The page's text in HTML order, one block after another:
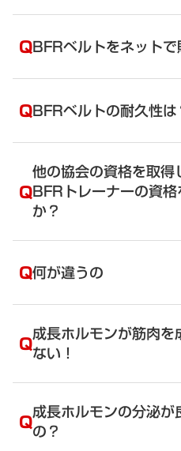
Aポンプの耐久年数は、使
大きく異なります。短
くも持つ場合もあります
ても経年劣化が進みます
ゴムの加水分解によるも
し、定期的に使用するこ
物がたまることはなく、
ます。
このベトベトしたゴムを
ェブサイトで情報が提供
修理はできないため、新
あります。
QBFRベルトをネット
Aネットでの販売を禁止し
BFRベルトの販売は、パ
以上受けてもらい、メリ
説明なしで販売して、購
起こした場合、販売者に
す。
大きな事故が発生した場
性があります。保険に加
けでなく、ベルトの製造
上記の理由から、ネット
としています。
QBFRベルトの耐久性は
ABFRベルトで血流制限が
ルトのゴムの伸縮の異な
一定の圧がかかるように
ゴムは経年劣化するので
り2年～5年程度が耐久年
Q
他の協会の資格を取得
BFRトレーナーの資
か？
Aはい。
もちろん取得できます。
トコルが異なります。エ
た、BFRトレーニングの
様々なトレーニング、運
グ法です。他の協会には
Q何が違うの
ABFRトレーニングベルト
い血流制限で最大限の効
グラムを組んでいます。
65ｍHG～150ｍHGでも
180mHG以上の圧で血
分泌はかえって少なくな
そのデータに基づいたト
に学んでいただきます。
Q成長ホルモンが筋肉
ない！
A多くの方が勘違いをして
が筋肉を大きくするので
どの様にしたら、筋力を
グ、脂肪を燃焼させるト
Q成長ホルモンの分泌
の？